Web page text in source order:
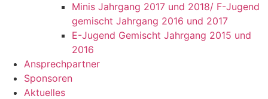
Minis Jahrgang 2017 und 2018/ F-Jugend
gemischt Jahrgang 2016 und 2017
E-Jugend Gemischt Jahrgang 2015 und
2016
Ansprechpartner
Sponsoren
Aktuelles